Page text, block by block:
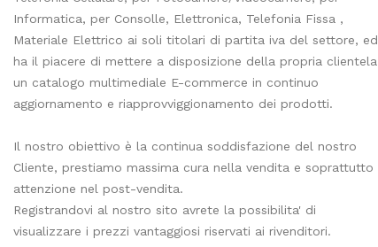
Informatica, per Consolle, Elettronica, Telefonia Fissa ,
Materiale Elettrico ai soli titolari di partita iva del settore, ed
ha il piacere di mettere a disposizione della propria clientela
un catalogo multimediale E-commerce in continuo
aggiornamento e riapprovviggionamento dei prodotti.
Il nostro obiettivo è la continua soddisfazione del nostro
Cliente, prestiamo massima cura nella vendita e soprattutto
attenzione nel post-vendita.
Registrandovi al nostro sito avrete la possibilita' di
visualizzare i prezzi vantaggiosi riservati ai rivenditori.